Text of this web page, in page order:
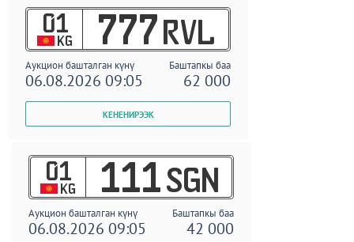
01
KG 777 RVL
Аукцион башталган күнү Баштапкы баа
06.08.2026 09:05 62 000
01
KG 111 SGN
Аукцион башталган күнү Баштапкы баа
06.08.2026 09:05 42 000